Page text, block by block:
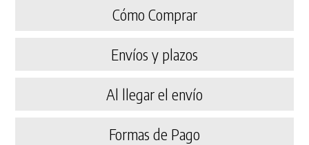
Cómo Comprar
Envíos y plazos
Al llegar el envío
Formas de Pago